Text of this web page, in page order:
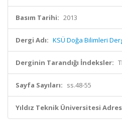
Basım Tarihi: 2013
Dergi Adı: KSÜ Doğa Bilimleri
Derginin Tarandığı İndeksler:
Sayfa Sayıları: ss.48-55
Yıldız Teknik Üniversitesi